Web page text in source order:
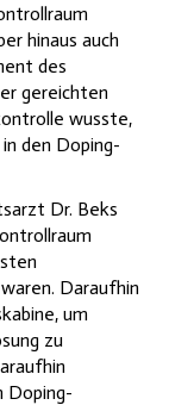
hinaus auch
des
gereichten
wusste,
den Doping-
Dr. Beks
Daraufhin
um
zu
Doping-